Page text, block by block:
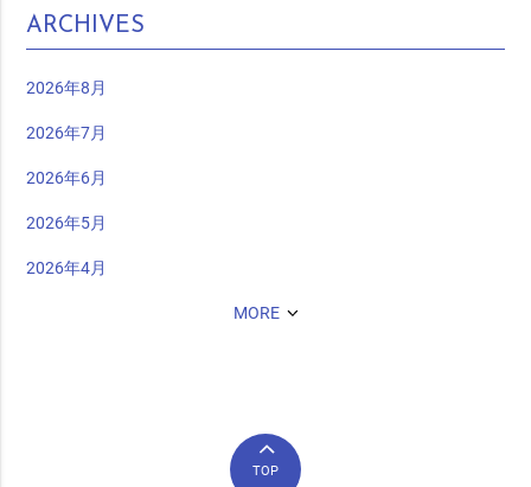
ARCHIVES
2026年8月
2026年7月
2026年6月
2026年5月
2026年4月
MORE
TOP